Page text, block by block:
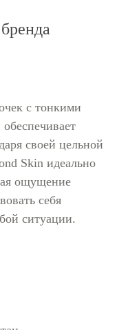
с тонкими
своей цельной
Skin идеально
ощущение
себя
ситуации.